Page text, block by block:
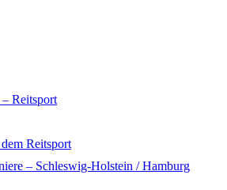
Reitsport
Reitsport
– Schleswig-Holstein / Hamburg